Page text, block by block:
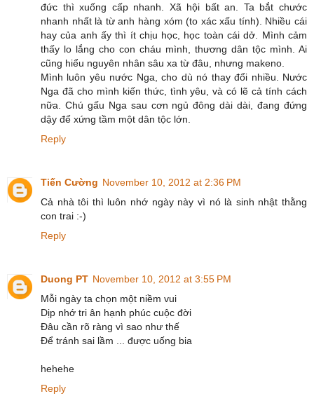
đức thì xuống cấp nhanh. Xã hội bất an. Ta bắt chước
nhanh nhất là từ anh hàng xóm (to xác xấu tính). Nhiều cái
hay của anh ấy thì ít chịu học, học toàn cái dở. Mình cảm
thấy lo lắng cho con cháu mình, thương dân tộc mình. Ai
cũng hiểu nguyên nhân sâu xa từ đâu, nhưng makeno.
Mình luôn yêu nước Nga, cho dù nó thay đổi nhiều. Nước
Nga đã cho mình kiến thức, tình yêu, và có lẽ cả tính cách
nữa. Chú gấu Nga sau cơn ngủ đông dài dài, đang đứng
dậy để xứng tầm một dân tộc lớn.
Reply
Tiến Cường November 10, 2012 at 2:36 PM
Cả nhà tôi thì luôn nhớ ngày này vì nó là sinh nhật thằng
con trai :-)
Reply
Duong PT November 10, 2012 at 3:55 PM
Mỗi ngày ta chọn một niềm vui
Dịp nhớ tri ân hạnh phúc cuộc đời
Đâu cần rõ ràng vì sao như thế
Để tránh sai lầm ... được uống bia
hehehe
Reply